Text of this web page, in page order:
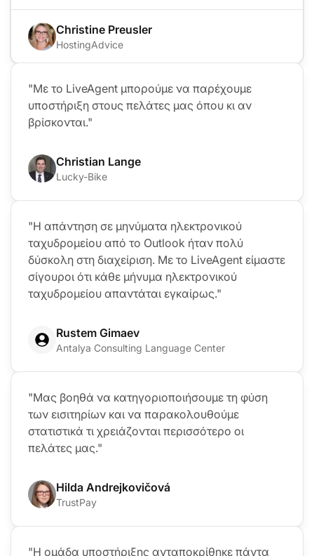
Christine Preusler
HostingAdvice
"Με το LiveAgent μπορούμε να παρέχουμε
υποστήριξη στους πελάτες μας όπου κι αν
βρίσκονται."
Christian Lange
Lucky-Bike
"Η απάντηση σε μηνύματα ηλεκτρονικού
ταχυδρομείου από το Outlook ήταν πολύ
δύσκολη στη διαχείριση. Με το LiveAgent είμαστε
σίγουροι ότι κάθε μήνυμα ηλεκτρονικού
ταχυδρομείου απαντάται εγκαίρως."
Rustem Gimaev
Antalya Consulting Language Center
"Μας βοηθά να κατηγοριοποιήσουμε τη φύση
των εισιτηρίων και να παρακολουθούμε
στατιστικά τι χρειάζονται περισσότερο οι
πελάτες μας."
Hilda Andrejkovičová
TrustPay
"Η ομάδα υποστήριξης ανταποκρίθηκε πάντα